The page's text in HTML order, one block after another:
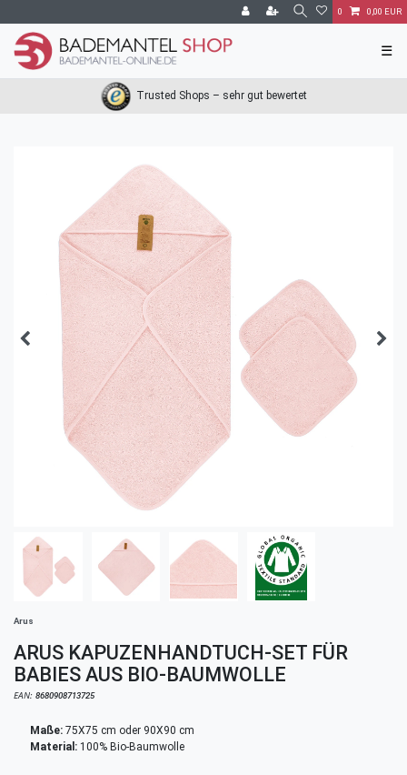
0 0,00 EUR
☰
Trusted Shops – sehr gut bewertet
Arus
ARUS KAPUZENHANDTUCH-SET FÜR
BABIES AUS BIO-BAUMWOLLE
EAN: 8680908713725
Maße: 75X75 cm oder 90X90 cm
Material: 100% Bio-Baumwolle